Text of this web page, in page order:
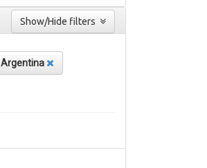
Argentina